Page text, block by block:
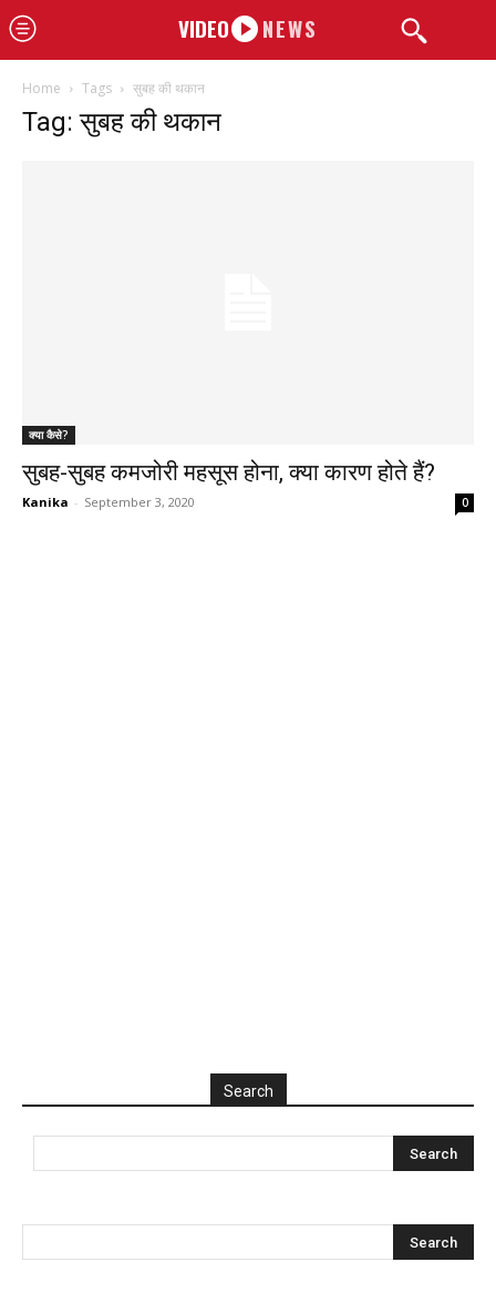
VIDEO NEWS
Home Tags सुबह की थकान
Tag: सुबह की थकान
क्या कैसे?
सुबह-सुबह कमजोरी महसूस होना, क्या कारण होते हैं?
Kanika - September 3, 2020 0
Search